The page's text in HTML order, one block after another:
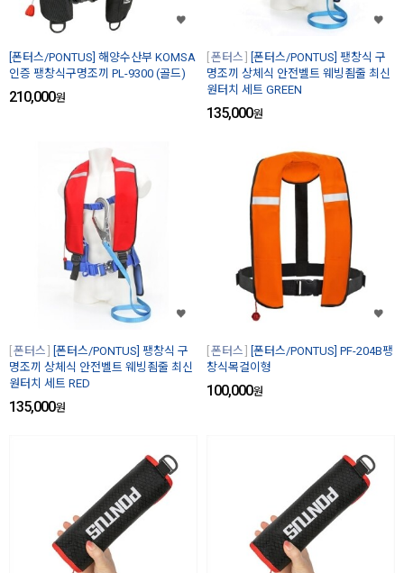
[폰터스/PONTUS] 해양수산부 KOMSA
인증 팽창식구명조끼 PL-9300 (골드)
210,000원
폰터스
[폰터스/PONTUS] 팽창식 구
명조끼 상체식 안전벨트 웨빙죔줄 최신
원터치 세트 GREEN
135,000원
폰터스
[폰터스/PONTUS] 팽창식 구
명조끼 상체식 안전벨트 웨빙죔줄 최신
원터치 세트 RED
135,000원
폰터스
[폰터스/PONTUS] PF-204B팽
창식목걸이형
100,000원